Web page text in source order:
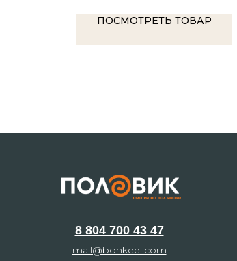
ПОСМОТРЕТЬ ТОВАР
8 804 700 43 47
mail@bonkeel.com